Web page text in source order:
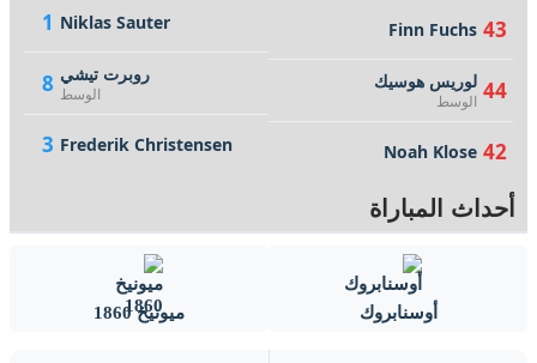
1 Niklas Sauter
8 روبرت تيشي
الوسط
3 Frederik Christensen
43
Finn Fuchs
44 لوريس هوسيك
الوسط
42
Noah Klose
أحداث المباراة
أوسنابروك ميونيخ 1860